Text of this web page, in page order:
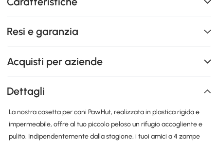
Resi e garanzia
Acquisti per aziende
Dettagli
La nostra casetta per cani PawHut, realizzata in plastica rigida e
impermeabile, offre al tuo piccolo peloso un rifugio accogliente e
pulito. Indipendentemente dalla stagione, i tuoi amici a 4 zampe